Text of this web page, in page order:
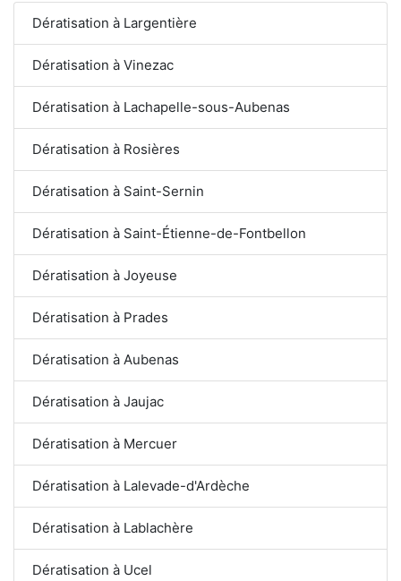
Dératisation à Largentière
Dératisation à Vinezac
Dératisation à Lachapelle-sous-Aubenas
Dératisation à Rosières
Dératisation à Saint-Sernin
Dératisation à Saint-Étienne-de-Fontbellon
Dératisation à Joyeuse
Dératisation à Prades
Dératisation à Aubenas
Dératisation à Jaujac
Dératisation à Mercuer
Dératisation à Lalevade-d'Ardèche
Dératisation à Lablachère
Dératisation à Ucel